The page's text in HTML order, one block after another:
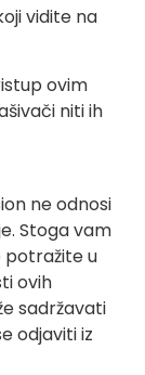
vidite na
ovim
niti ih
ne odnosi
Stoga vam
potražite u
ovih
sadržavati
odjaviti iz